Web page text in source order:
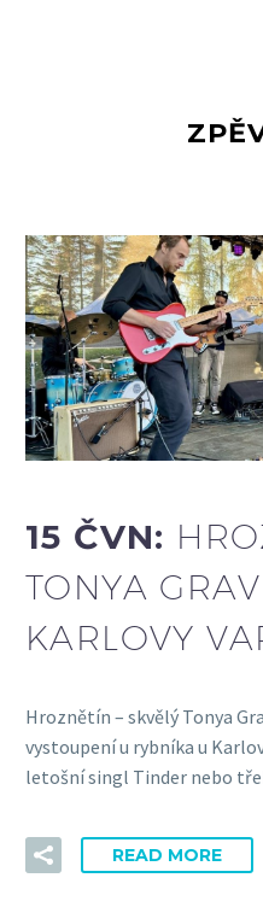
15 ČVN:
TONYA
KARLOVY
Hroznětín – skvělý Tonya
vystoupení u rybníka u
letošní singl Tinder nebo
READ MORE